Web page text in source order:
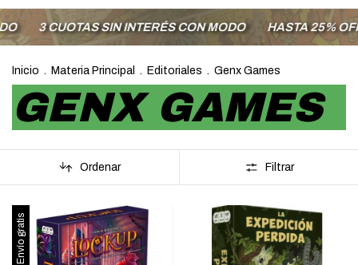
3 CUOTAS SIN INTERÉS CON MODO HASTA 25% OFF
Inicio . Materia Principal . Editoriales . Genx Games
GENX GAMES
Ordenar Filtrar
Envío gratis